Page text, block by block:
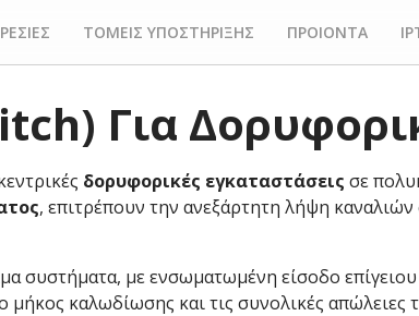
ΤΟΜΕΙΣ ΥΠΟΣΤΗΡΙΞΗΣ ΠΡΟΙΟΝΤΑ
Για
δορυφορικές εγκαταστάσεις σε
, επιτρέπουν την ανεξάρτητη λήψη
συστήματα, με ενσωματωμένη είσοδο
καλωδίωσης και τις συνολικές απώλειες